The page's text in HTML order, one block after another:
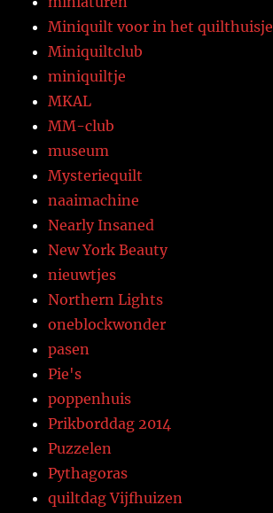
Miniquilt voor in het quilthuisje
Miniquiltclub
miniquiltje
MKAL
MM-club
museum
Mysteriequilt
naaimachine
Nearly Insaned
New York Beauty
nieuwtjes
Northern Lights
oneblockwonder
pasen
Pie's
poppenhuis
Prikborddag 2014
Puzzelen
Pythagoras
quiltdag Vijfhuizen